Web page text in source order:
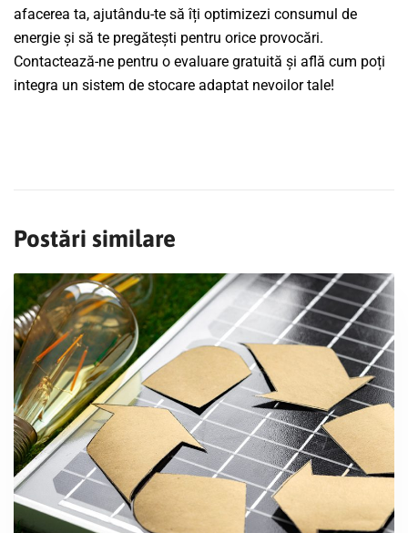
afacerea ta, ajutându-te să îți optimizezi consumul de
energie și să te pregătești pentru orice provocări.
Contactează-ne pentru o evaluare gratuită și află cum poți
integra un sistem de stocare adaptat nevoilor tale!
Postări similare